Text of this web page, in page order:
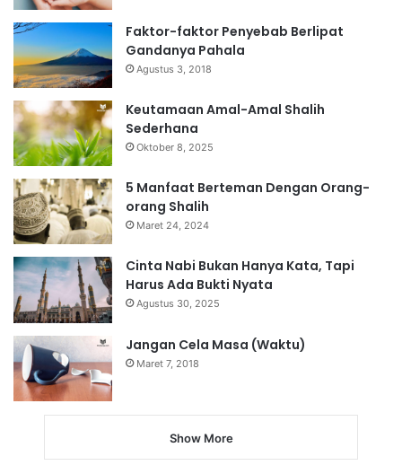
Faktor-faktor Penyebab Berlipat
Gandanya Pahala
Agustus 3, 2018
Keutamaan Amal-Amal Shalih
Sederhana
Oktober 8, 2025
5 Manfaat Berteman Dengan Orang-
orang Shalih
Maret 24, 2024
Cinta Nabi Bukan Hanya Kata, Tapi
Harus Ada Bukti Nyata
Agustus 30, 2025
Jangan Cela Masa (Waktu)
Maret 7, 2018
Show More